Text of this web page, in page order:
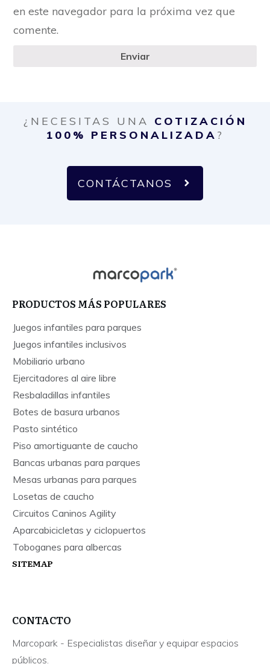
en este navegador para la próxima vez que
comente.
Enviar
¿NECESITAS UNA COTIZACIÓN
100% PERSONALIZADA ?
CONTÁCTANOS
PRODUCTOS MÁS POPULARES
Juegos infantiles para parques
Juegos infantiles inclusivos
Mobiliario urbano
Ejercitadores al aire libre
Resbaladillas infantiles
Botes de basura urbanos
Pasto sintético
Piso amortiguante de caucho
Bancas urbanas para parques
Mesas urbanas para parques
Losetas de caucho
Circuitos Caninos Agility
Aparcabicicletas y ciclopuertos
Toboganes para albercas
SITEMAP
CONTACTO
Marcopark - Especialistas diseñar y equipar espacios
públicos.